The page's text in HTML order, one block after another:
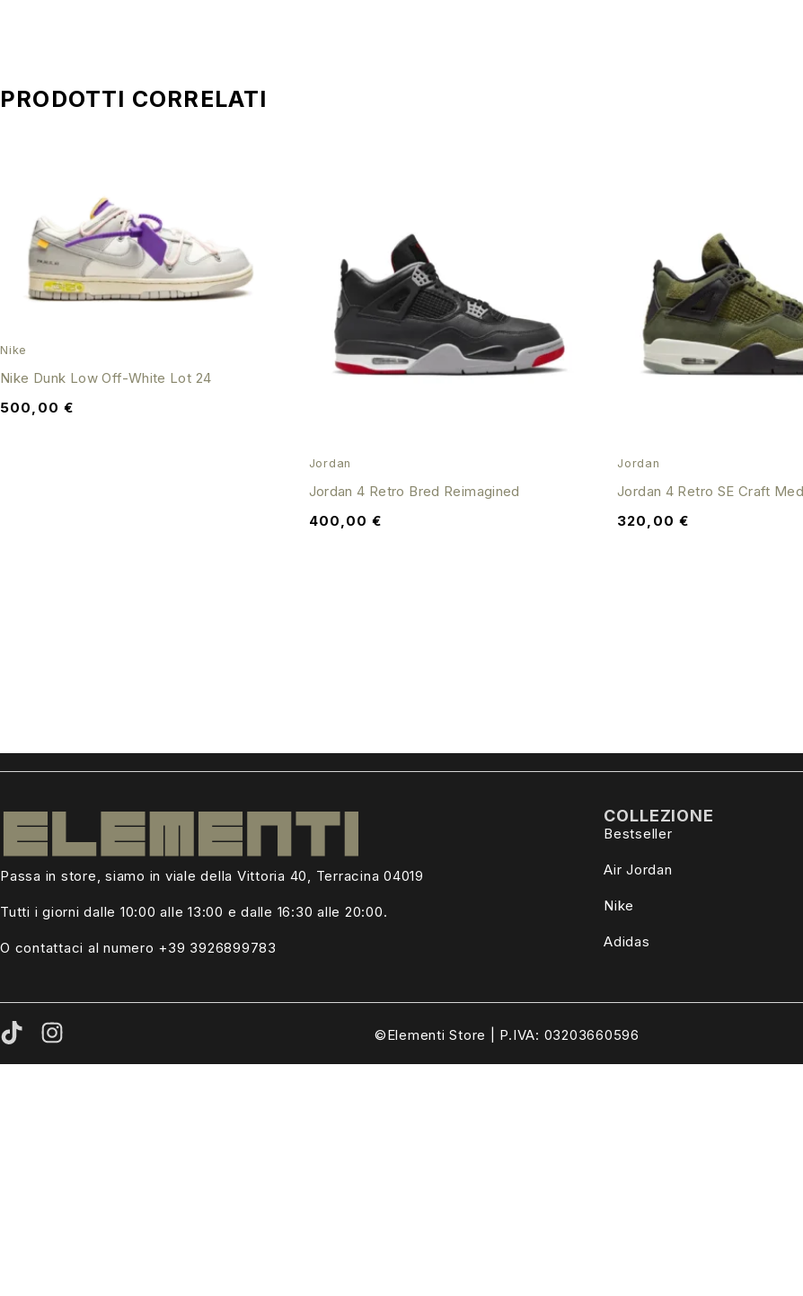
PRODOTTI CORRELATI
Nike
Nike Dunk Low Off-White Lot 24
500,00 €
Jordan
Jordan 4 Retro Bred Reimagined
400,00€
Jordan
Jordan 4 Retro SE Craft
320,00 €
Passa in store, siamo in viale della Vittoria 40, Terracina 04019
Tutti i giorni dalle 10:00 alle 13:00 e dalle 16:30 alle 20:00.
O contattaci al numero +39 3926899783
COLLEZIONE
Bestseller
Air Jordan
Nike
Adidas
©Elementi Store | P.IVA: 03203660596